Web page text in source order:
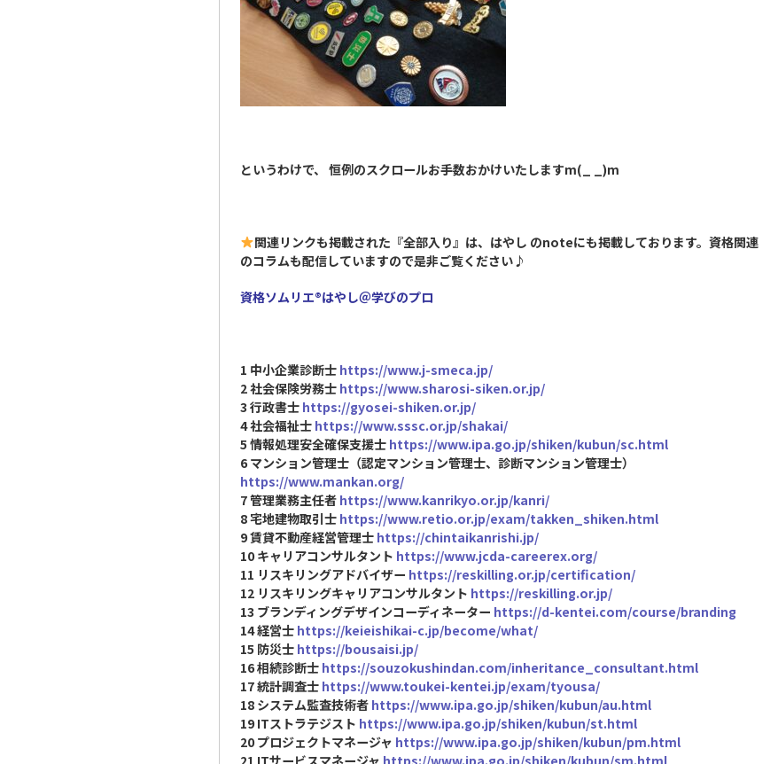
というわけで、 恒例のスクロールお手数おかけいたしますm(_ _)m
関連リンクも掲載された『全部入り』は、はやし のnoteにも掲載しております。資格関連
のコラムも配信していますので是非ご覧ください♪
資格ソムリエ®︎はやし＠学びのプロ
1 中小企業診断士 https://www.j-smeca.jp/
2 社会保険労務士 https://www.sharosi-siken.or.jp/
3 行政書士 https://gyosei-shiken.or.jp/
4 社会福祉士 https://www.sssc.or.jp/shakai/
5 情報処理安全確保支援士 https://www.ipa.go.jp/shiken/kubun/sc.html
6 マンション管理士（認定マンション管理士、診断マンション管理士）
https://www.mankan.org/
7 管理業務主任者 https://www.kanrikyo.or.jp/kanri/
8 宅地建物取引士 https://www.retio.or.jp/exam/takken_shiken.html
9 賃貸不動産経営管理士 https://chintaikanrishi.jp/
10 キャリアコンサルタント https://www.jcda-careerex.org/
11 リスキリングアドバイザー https://reskilling.or.jp/certification/
12 リスキリングキャリアコンサルタント https://reskilling.or.jp/
13 ブランディングデザインコーディネーター https://d-kentei.com/course/branding
14 経営士 https://keieishikai-c.jp/become/what/
15 防災士 https://bousaisi.jp/
16 相続診断士 https://souzokushindan.com/inheritance_consultant.html
17 統計調査士 https://www.toukei-kentei.jp/exam/tyousa/
18 システム監査技術者 https://www.ipa.go.jp/shiken/kubun/au.html
19 ITストラテジスト https://www.ipa.go.jp/shiken/kubun/st.html
20 プロジェクトマネージャ https://www.ipa.go.jp/shiken/kubun/pm.html
21 ITサービスマネージャ https://www.ipa.go.jp/shiken/kubun/sm.html